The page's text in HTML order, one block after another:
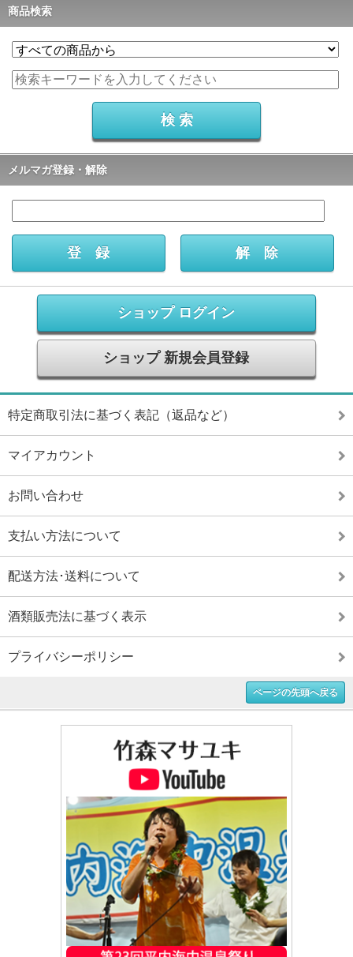
商品検索
メルマガ登録・解除
ショップ ログイン
ショップ 新規会員登録
特定商取引法に基づく表記（返品など）
マイアカウント
お問い合わせ
支払い方法について
配送方法･送料について
酒類販売法に基づく表示
プライバシーポリシー
ページの先頭へ戻る